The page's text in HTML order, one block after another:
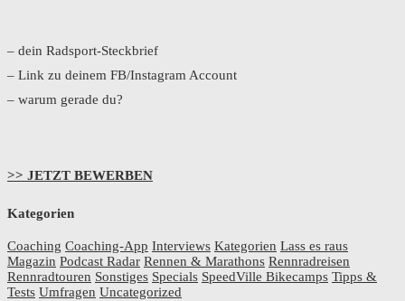
– dein Radsport-Steckbrief
– Link zu deinem FB/Instagram Account
– warum gerade du?
>> JETZT BEWERBEN
Kategorien
Coaching Coaching-App Interviews Kategorien Lass es raus
Magazin Podcast Radar Rennen & Marathons Rennradreisen
Rennradtouren Sonstiges Specials SpeedVille Bikecamps Tipps &
Tests Umfragen Uncategorized